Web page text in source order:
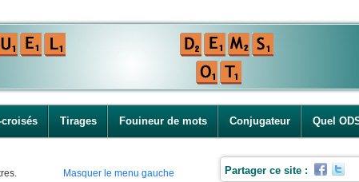
croisés Tirages Fouineur de mots Conjugateur Quel
Masquer le menu gauche Partager ce site :